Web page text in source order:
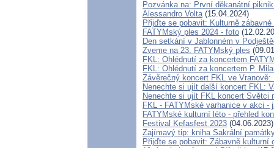
Pozvánka na: První děkanátní
Alessandro Volta(15.04.2024)
Přijďte se pobavit: Kulturně
FATYMský ples 2024 - foto
Den setkání v Jablonném v
Zveme na 23. FATYMský ples
FKL: Ohlédnutí za koncertem
FKL: Ohlédnutí za koncertem P.
Závěrečný koncert FKL ve
Nenechte si ujít další koncert FKL:
Nenechte si ujít FKL koncert Světci
FKL - FATYMské varhanice v akci -
FATYMské kulturní léto - přehled
Festival Kefasfest 2023 (04.06.2023)
Zajímavý tip: kniha Sakrální
Přijďte se pobavit: Zábavně kulturní